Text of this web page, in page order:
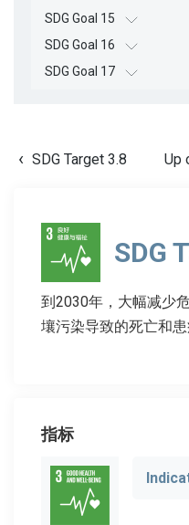
SDG Goal 15
SDG Goal 16
SDG Goal 17
SDG Target 3.8 Up
SDG
到2030年，大幅减少
壤污染导致的死亡和
指标